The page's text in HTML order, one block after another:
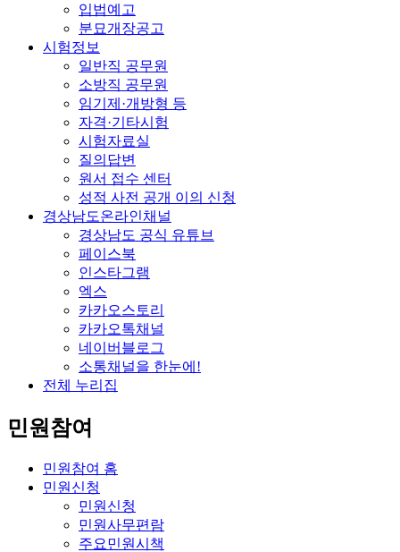
입법예고
분묘개장공고
시험정보
일반직 공무원
소방직 공무원
임기제·개방형 등
자격·기타시험
시험자료실
질의답변
원서 접수 센터
성적 사전 공개 이의 신청
경상남도온라인채널
경상남도 공식 유튜브
페이스북
인스타그램
엑스
카카오스토리
카카오톡채널
네이버블로그
소통채널을 한눈에!
전체 누리집
민원참여
민원참여 홈
민원신청
민원신청
민원사무편람
주요민원시책